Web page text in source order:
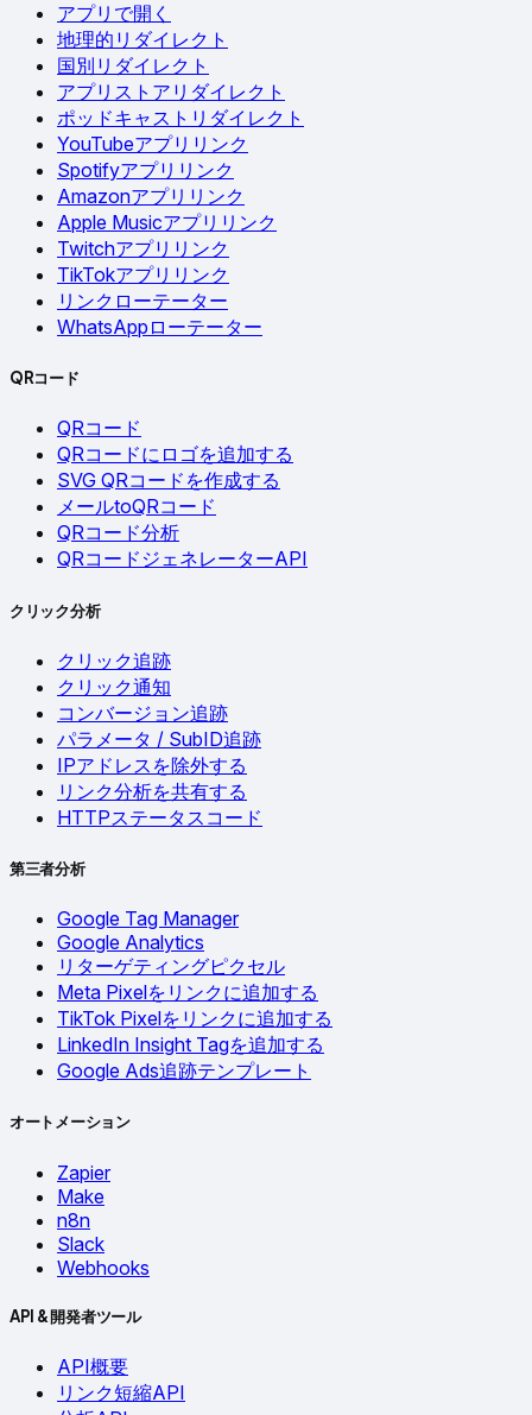
アプリで開く
地理的リダイレクト
国別リダイレクト
アプリストアリダイレクト
ポッドキャストリダイレクト
YouTubeアプリリンク
Spotifyアプリリンク
Amazonアプリリンク
Apple Musicアプリリンク
Twitchアプリリンク
TikTokアプリリンク
リンクローテーター
WhatsAppローテーター
QRコード
QRコード
QRコードにロゴを追加する
SVG QRコードを作成する
メールtoQRコード
QRコード分析
QRコードジェネレーターAPI
クリック分析
クリック追跡
クリック通知
コンバージョン追跡
パラメータ / SubID追跡
IPアドレスを除外する
リンク分析を共有する
HTTPステータスコード
第三者分析
Google Tag Manager
Google Analytics
リターゲティングピクセル
Meta Pixelをリンクに追加する
TikTok Pixelをリンクに追加する
LinkedIn Insight Tagを追加する
Google Ads追跡テンプレート
オートメーション
Zapier
Make
n8n
Slack
Webhooks
API & 開発者ツール
API概要
リンク短縮API